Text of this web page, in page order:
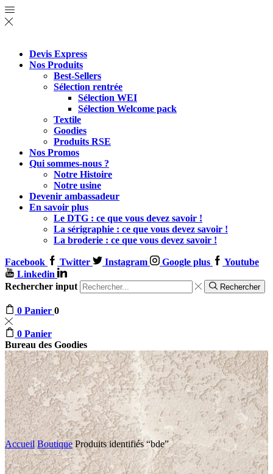
Devis Express
Nos Produits
Best-Sellers
Sélection rentrée
Sélection WEI
Sélection Welcome pack
Textile
Goodies
Produits RSE
Nos Promos
Qui sommes-nous ?
Notre Histoire
Notre usine
Devenir ambassadeur
En savoir plus
Le DTG : ce que vous devez savoir !
La sérigraphie : ce que vous devez savoir !
La broderie : ce que vous devez savoir !
Facebook Twitter Instagram Google plus
Youtube
Linkedin
Rechercher input
Rechercher
0 Panier 0
0 Panier
Bureau des Goodies
Accueil Boutique Produits identifiés “bde”